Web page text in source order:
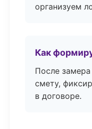
организуем
Как
После
смету,
в договоре.